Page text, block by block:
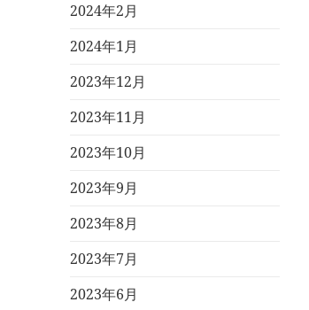
2024年2月
2024年1月
2023年12月
2023年11月
2023年10月
2023年9月
2023年8月
2023年7月
2023年6月